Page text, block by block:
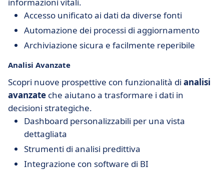
Accesso unificato ai dati da diverse fonti
Automazione dei processi di aggiornamento
Archiviazione sicura e facilmente reperibile
Analisi Avanzate
Scopri nuove prospettive con funzionalità di analisi
avanzate che aiutano a trasformare i dati in
decisioni strategiche.
Dashboard personalizzabili per una vista
dettagliata
Strumenti di analisi predittiva
Integrazione con software di BI